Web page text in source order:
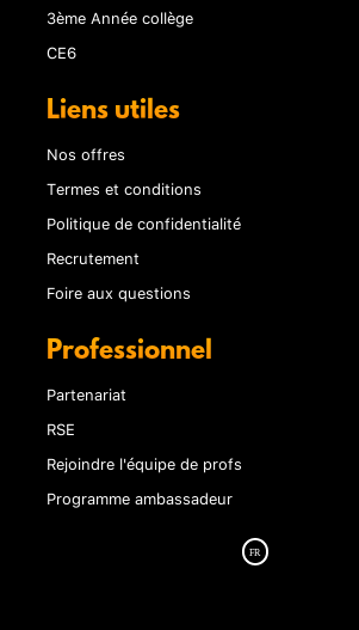
3ème Année collège
CE6
Liens utiles
Nos offres
Termes et conditions
Politique de confidentialité
Recrutement
Foire aux questions
Professionnel
Partenariat
RSE
Rejoindre l'équipe de profs
Programme ambassadeur